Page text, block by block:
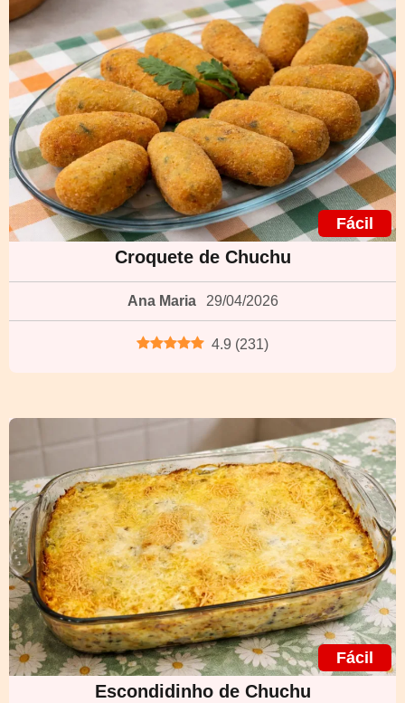
Fácil
Croquete de Chuchu
Ana Maria 29/04/2026
4.9 (231)
Fácil
Escondidinho de Chuchu